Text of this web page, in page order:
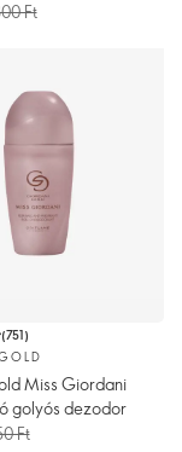
Ft
(751)
Miss Giordani
golyós dezodor
Ft